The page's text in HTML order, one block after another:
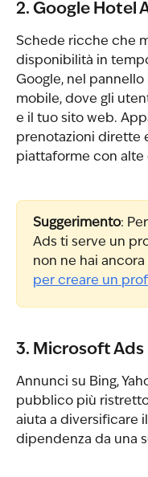
2. Google Hotel
Schede ricche che
disponibilità in
Google, nel
mobile, dove gli
e il tuo sito web.
prenotazioni dirette
piattaforme con alte
Suggerimento:
Ads ti serve un
non ne hai ancora
per creare un
3. Microsoft Ads
Annunci su Bing,
pubblico più
aiuta a diversificare
dipendenza da una